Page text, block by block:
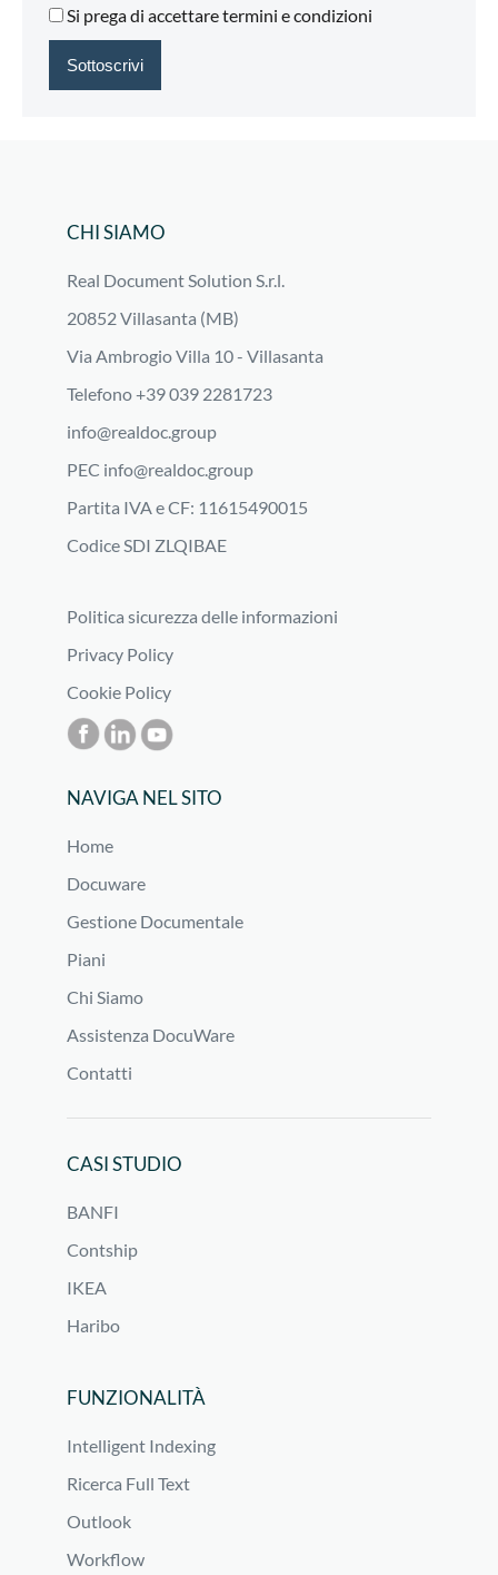
Si prega di accettare termini e condizioni
CHI SIAMO
Real Document Solution S.r.l.
20852 Villasanta (MB)
Via Ambrogio Villa 10 - Villasanta
Telefono +39 039 2281723
info@realdoc.group
PEC info@realdoc.group
Partita IVA e CF: 11615490015
Codice SDI ZLQIBAE
Politica sicurezza delle informazioni
Privacy Policy
Cookie Policy
NAVIGA NEL SITO
Home
Docuware
Gestione Documentale
Piani
Chi Siamo
Assistenza DocuWare
Contatti
CASI STUDIO
BANFI
Contship
IKEA
Haribo
FUNZIONALITÀ
Intelligent Indexing
Ricerca Full Text
Outlook
Workflow